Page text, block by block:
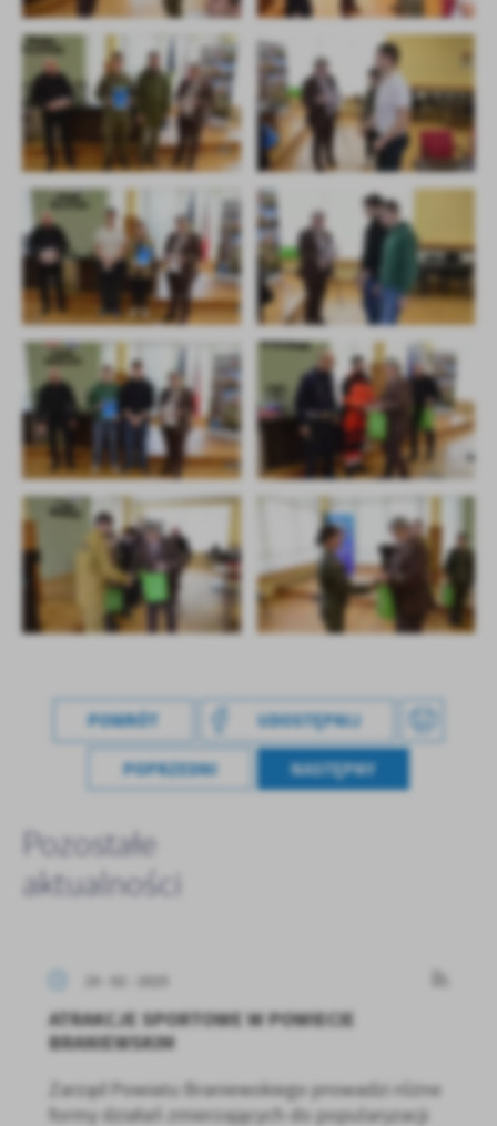
POWRÓT UDOSTĘPNIJ
POPRZEDNI NASTĘPNY
Pozostałe
aktualności
ATRAKCJE SPORTOWE W POWIECIE
BRANIEWSKIM
Zarząd Powiatu Braniewskiego prowadzi różne
formy działań zmierzających do popularyzacji